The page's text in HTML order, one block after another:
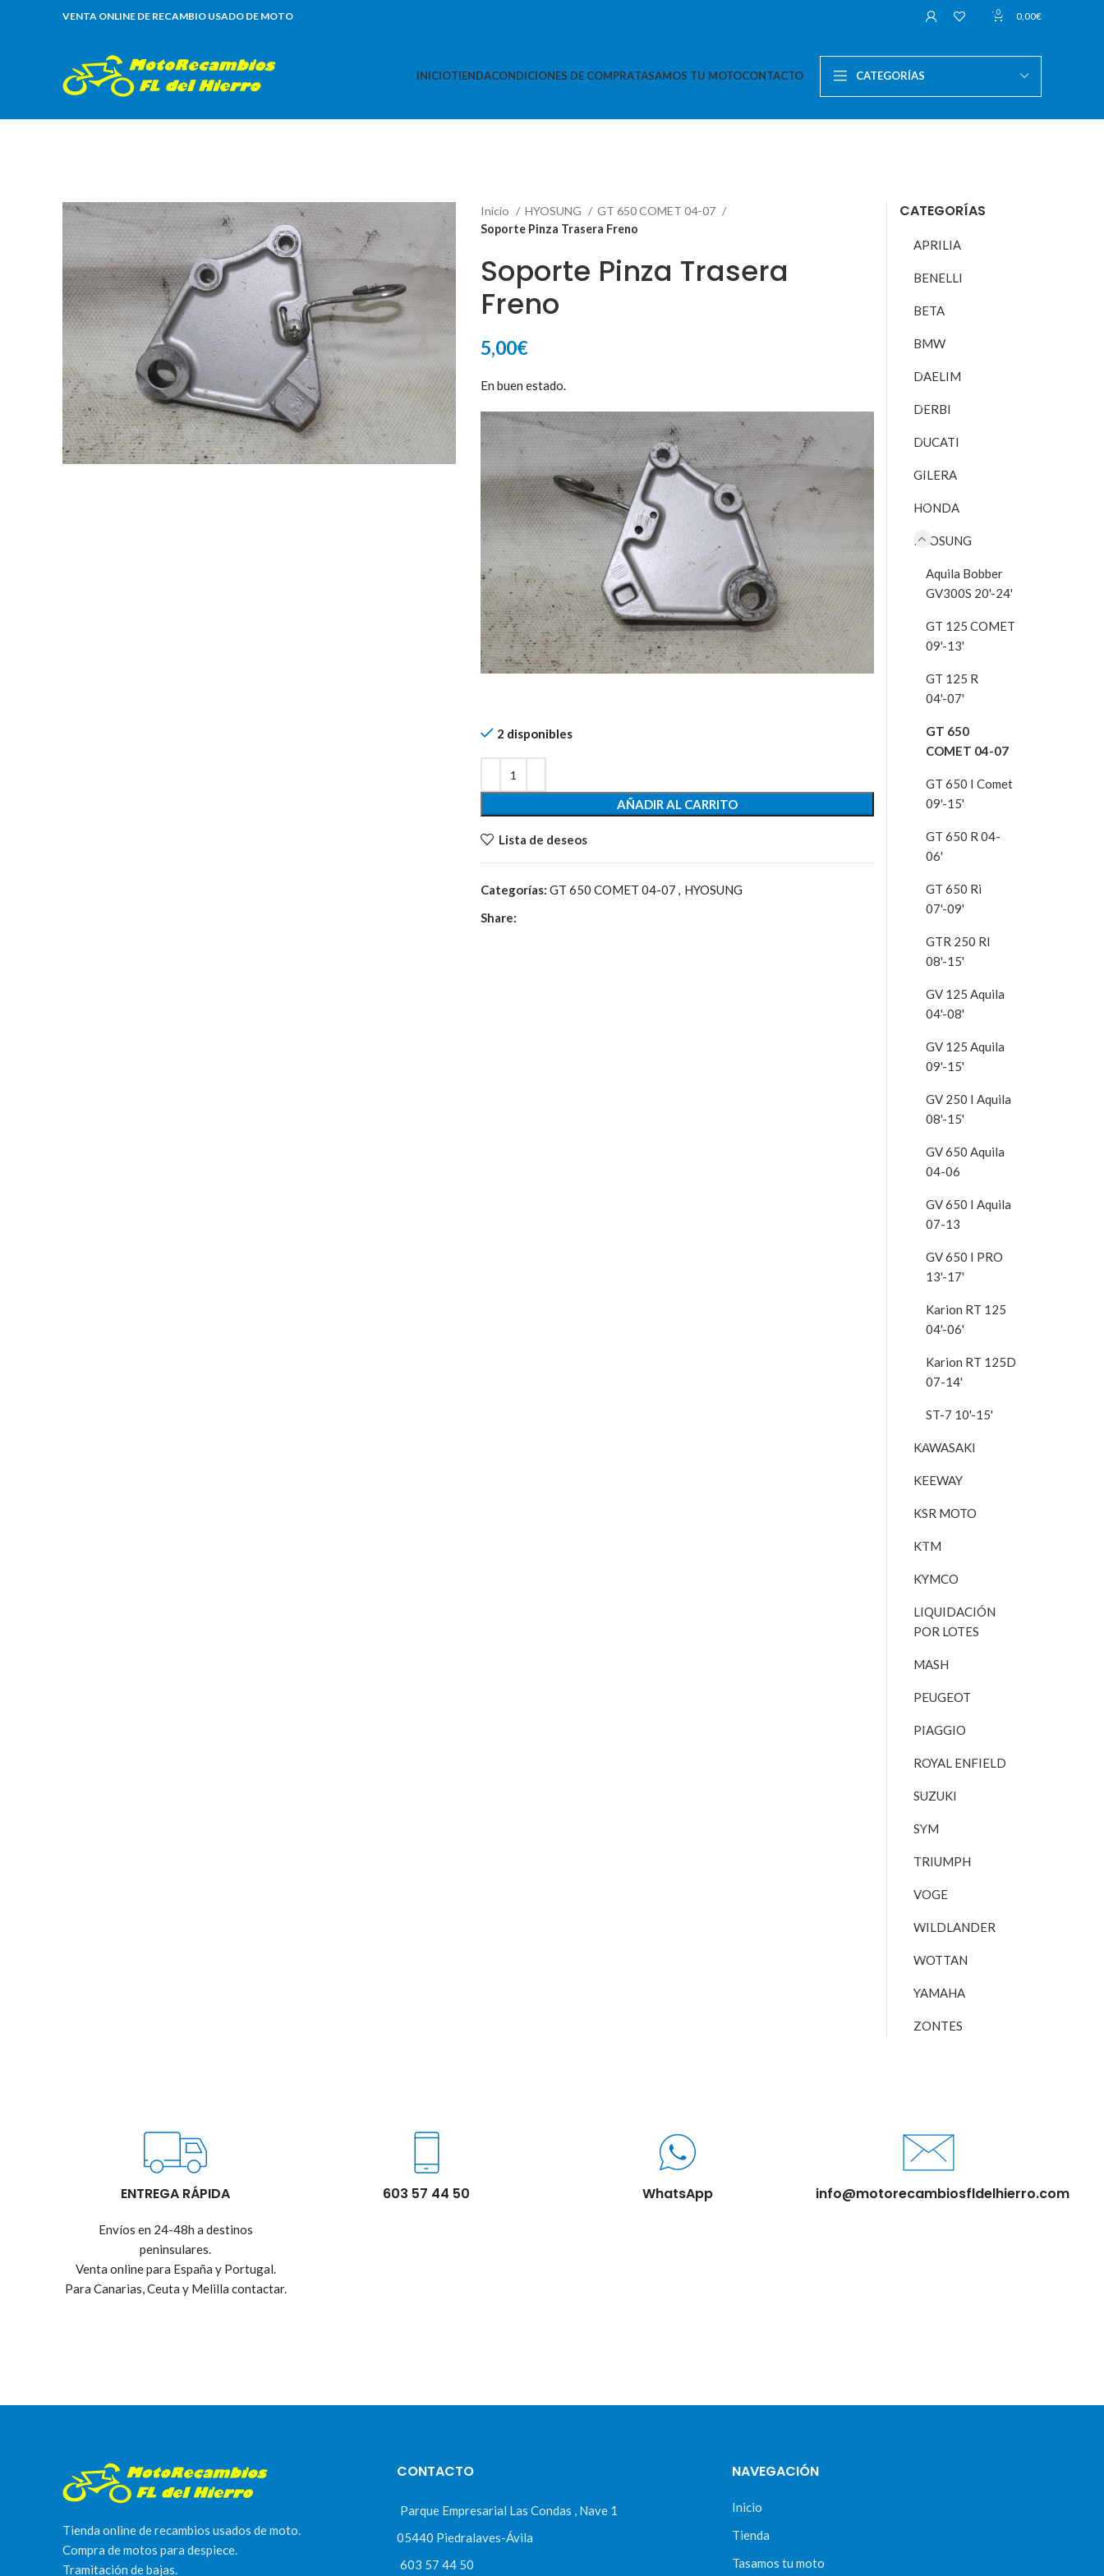
VENTA ONLINE DE RECAMBIO USADO DE MOTO 0 0,00€
INICIOTIENDACONDICIONES DE COMPRATASAMOS TU MOTOCONTACTO CATEGORÍAS
Inicio HYOSUNG
GT 650 COMET 04-07
Soporte Pinza Trasera Freno
Soporte Pinza Trasera
Freno
5,00€
En buen estado.
2 disponibles
AÑADIR AL CARRITO
Lista de deseos
Categorías: GT 650 COMET 04-07 , HYOSUNG
Share:
CATEGORÍAS
APRILIA
BENELLI
BETA
BMW
DAELIM
DERBI
DUCATI
GILERA
HONDA
HYOSUNG
Aquila Bobber
GV300S 20'-24'
GT 125 COMET
09'-13'
GT 125 R
04'-07'
GT 650
COMET 04-07
GT 650 I Comet
09'-15'
GT 650 R 04-
06'
GT 650 Ri
07'-09'
GTR 250 RI
08'-15'
GV 125 Aquila
04'-08'
GV 125 Aquila
09'-15'
GV 250 I Aquila
08'-15'
GV 650 Aquila
04-06
GV 650 I Aquila
07-13
GV 650 I PRO
13'-17'
Karion RT 125
04'-06'
Karion RT 125D
07-14'
ST-7 10'-15'
KAWASAKI
KEEWAY
KSR MOTO
KTM
KYMCO
LIQUIDACIÓN
POR LOTES
MASH
PEUGEOT
PIAGGIO
ROYAL ENFIELD
SUZUKI
SYM
TRIUMPH
VOGE
WILDLANDER
WOTTAN
YAMAHA
ZONTES
ENTREGA RÁPIDA
Envíos en 24-48h a destinos
peninsulares.
Venta online para España y Portugal.
Para Canarias, Ceuta y Melilla contactar.
603 57 44 50 WhatsApp info@motorecambiosfldelhierro.com
Tienda online de recambios usados de moto.
Compra de motos para despiece.
Tramitación de bajas.
CONTACTO
Parque Empresarial Las Condas , Nave 1
05440 Piedralaves-Ávila
603 57 44 50
NAVEGACIÓN
Inicio
Tienda
Tasamos tu moto